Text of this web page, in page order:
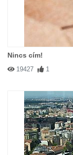
Nincs cím!
19427 1